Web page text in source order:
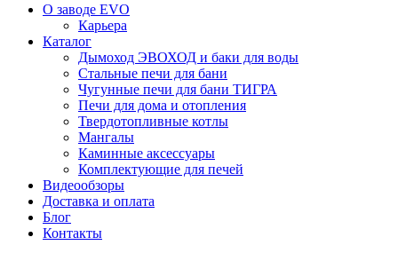
О заводе EVO
Карьера
Каталог
Дымоход ЭВОХОД и баки для воды
Стальные печи для бани
Чугунные печи для бани ТИГРА
Печи для дома и отопления
Твердотопливные котлы
Мангалы
Каминные аксессуары
Комплектующие для печей
Видеообзоры
Доставка и оплата
Блог
Контакты